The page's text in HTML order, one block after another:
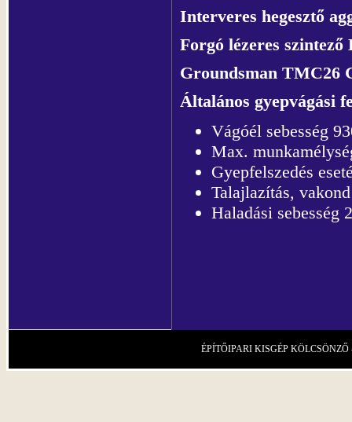
Interveres hegesztő
Forgó lézeres
Groundsman TMC26
Általános gyepvágási
Vágóél sebesség
Max.
Gyepfelszedés
Talajlazítás,
Haladási sebesség
ÉPÍTŐIPARI KISGÉP KÖLCSÖNZŐ